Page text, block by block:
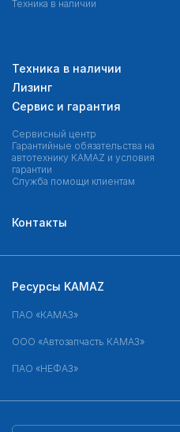
Техника в наличии
Техника в наличии
Лизинг
Сервис и гарантия
Сервисный центр
Гарантийные обязательства на
автотехнику KAMAZ и условия
гарантии
Служба помощи клиентам
Контакты
Ресурсы KAMAZ
ПАО «КАМАЗ»
ООО «Автозапчасть КАМАЗ»
ПАО «НЕФАЗ»